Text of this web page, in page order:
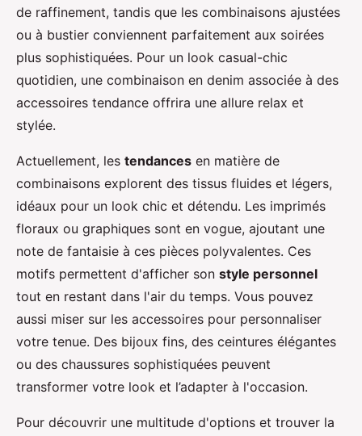
de raffinement, tandis que les combinaisons ajustées
ou à bustier conviennent parfaitement aux soirées
plus sophistiquées. Pour un look casual-chic
quotidien, une combinaison en denim associée à des
accessoires tendance offrira une allure relax et
stylée.
Actuellement, les tendances en matière de
combinaisons explorent des tissus fluides et légers,
idéaux pour un look chic et détendu. Les imprimés
floraux ou graphiques sont en vogue, ajoutant une
note de fantaisie à ces pièces polyvalentes. Ces
motifs permettent d'afficher son style personnel
tout en restant dans l'air du temps. Vous pouvez
aussi miser sur les accessoires pour personnaliser
votre tenue. Des bijoux fins, des ceintures élégantes
ou des chaussures sophistiquées peuvent
transformer votre look et l’adapter à l'occasion.
Pour découvrir une multitude d'options et trouver la